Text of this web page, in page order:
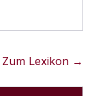
Zum Lexikon →